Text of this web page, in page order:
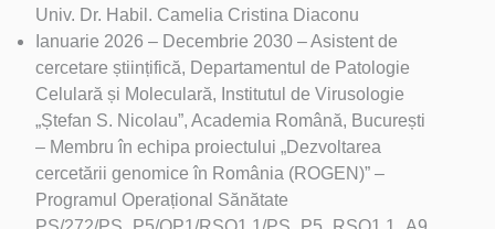
Univ. Dr. Habil. Camelia Cristina Diaconu
Ianuarie 2026 – Decembrie 2030 – Asistent de
cercetare științifică, Departamentul de Patologie
Celulară și Moleculară, Institutul de Virusologie
„Ștefan S. Nicolau”, Academia Română, București
– Membru în echipa proiectului „Dezvoltarea
cercetării genomice în România (ROGEN)” –
Programul Operațional Sănătate